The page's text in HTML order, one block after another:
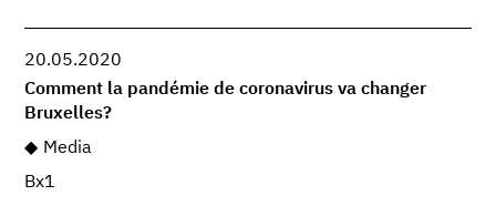
20.05.2020
Comment la pandémie de coronavirus va changer
Bruxelles?
Media
Bx1